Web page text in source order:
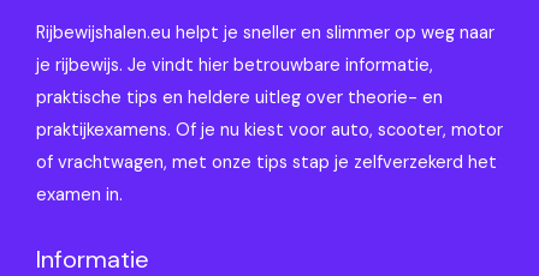
Rijbewijshalen.eu helpt je sneller en slimmer op weg naar
je rijbewijs. Je vindt hier betrouwbare informatie,
praktische tips en heldere uitleg over theorie- en
praktijkexamens. Of je nu kiest voor auto, scooter, motor
of vrachtwagen, met onze tips stap je zelfverzekerd het
examen in.
Informatie